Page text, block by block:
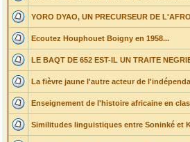
YORO DYAO, UN PRECURSEUR DE
Ecoutez Houphouet Boigny en 1958...
LE BAQT DE 652 EST-IL UN TRAITE
La fièvre jaune l'autre acteur de
Enseignement de l'histoire africaine en
Similitudes linguistiques entre Soninké et